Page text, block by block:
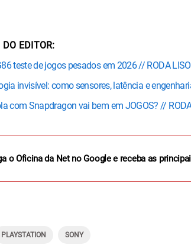
DO EDITOR
teste de jogos pesados em 2026 // RODA LISO
invisível: como sensores, latência e
com Snapdragon vai bem em JOGOS? //
o Oficina da Net no Google e receba as
PLAYSTATION SONY